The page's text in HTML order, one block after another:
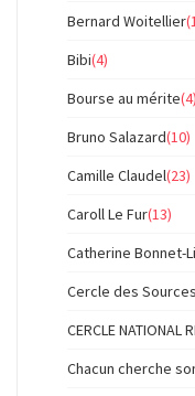
Bernard Woitellier
Bibi(4)
Bourse au mérite(4)
Bruno Salazard(10)
Camille Claudel(23)
Caroll Le Fur(13)
Catherine Bonnet-
Cercle des Sources
CERCLE NATIONAL
Chacun cherche